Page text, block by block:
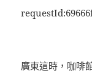
廣東這時，咖啡